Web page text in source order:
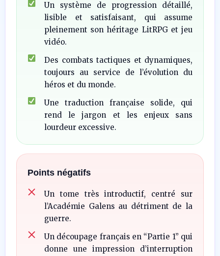
Un système de progression détaillé,
lisible et satisfaisant, qui assume
pleinement son héritage LitRPG et jeu
vidéo.
Des combats tactiques et dynamiques,
toujours au service de l’évolution du
héros et du monde.
Une traduction française solide, qui
rend le jargon et les enjeux sans
lourdeur excessive.
Points négatifs
Un tome très introductif, centré sur
l’Académie Galens au détriment de la
guerre.
Un découpage français en “Partie 1” qui
donne une impression d’interruption